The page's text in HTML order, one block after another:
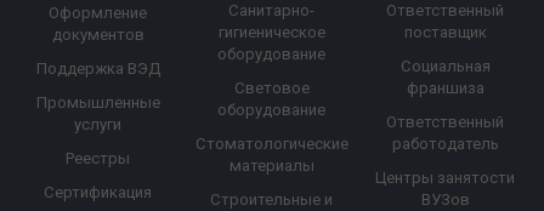
Оформление
документов
Поддержка ВЭД
Промышленные
услуги
Реестры
Сертификация
Санитарно-
гигиеническое
оборудование
Световое
оборудование
Стоматологические
материалы
Строительные и
Ответственный
поставщик
Социальная
франшиза
Ответственный
работодатель
Центры занятости
ВУЗов